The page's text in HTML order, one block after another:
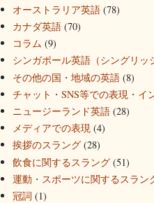
オーストラリア英語 (78)
カナダ英語 (70)
コラム (9)
シンガポール英語（シングリッ
その他の国・地域の英語 (8)
チャット・SNS等での表現・イ
ニュージーランド英語 (28)
メディアでの表現 (4)
挨拶のスラング (28)
飲食に関するスラング (51)
運動・スポーツに関するスラン
冠詞 (1)